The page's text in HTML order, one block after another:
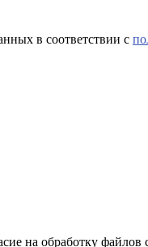
в соответствии с
на обработку